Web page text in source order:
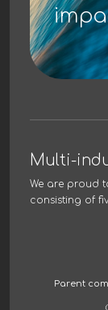
Multi-
We are proud
consisting of
Parent